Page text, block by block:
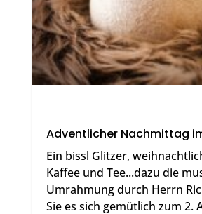
Adventlicher Nachmittag
Ein bissl Glitzer,
Kaffee und Tee...dazu die
Umrahmung durch Herrn
Sie es sich gemütlich zum 2.